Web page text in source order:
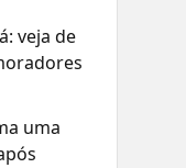
veja de
uma